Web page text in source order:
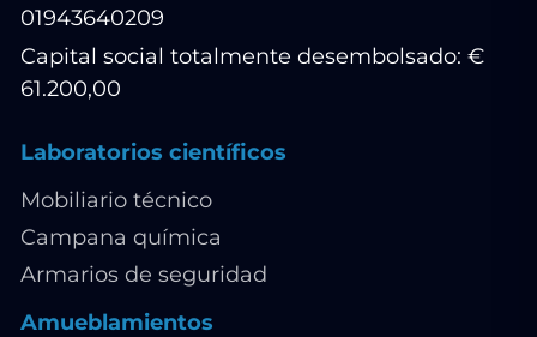
01943640209
Capital social totalmente desembolsado: €
61.200,00
Laboratorios científicos
Mobiliario técnico
Campana química
Armarios de seguridad
Amueblamientos